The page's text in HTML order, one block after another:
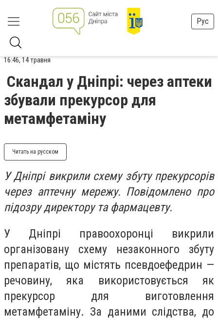
Рус
16:46, 14 травня
Скандал у Дніпрі: через аптеки
збували прекурсор для
метамфетаміну
Читать на русском
У Дніпрі викрили схему збуту прекурсорів
через аптечну мережу. Повідомлено про
підозру директору та фармацевту.
У Дніпрі правоохоронці викрили
організовану схему незаконного збуту
препаратів, що містять псевдоефедрин —
речовину, яка використовується як
прекурсор для виготовлення
метамфетаміну. За даними слідства, до